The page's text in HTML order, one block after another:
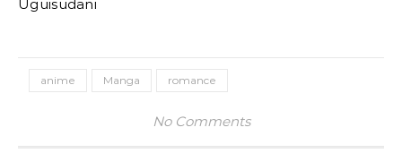
Uguisudani
anime Manga romance
No Comments